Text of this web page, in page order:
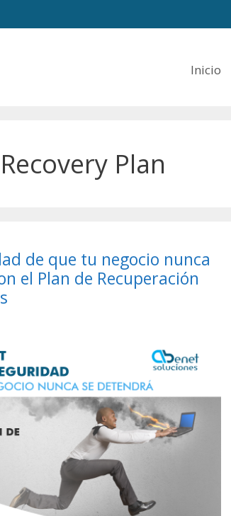
Inicio
Plan
de que tu negocio nunca
el Plan de Recuperación